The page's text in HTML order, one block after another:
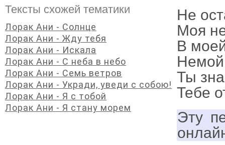
Не
Моя
В
Немой
Ты
Тебе
Эту
Тексты схожей тематики
Лорак Ани - Солнце
Лорак Ани - Жду тебя
Лорак Ани - Искала
Лорак Ани - С неба в небо
Лорак Ани - Семь ветров
Лорак Ани - Укради, уведи с собою!
Лорак Ани - Я с тобой
Лорак Ани - Я стану морем